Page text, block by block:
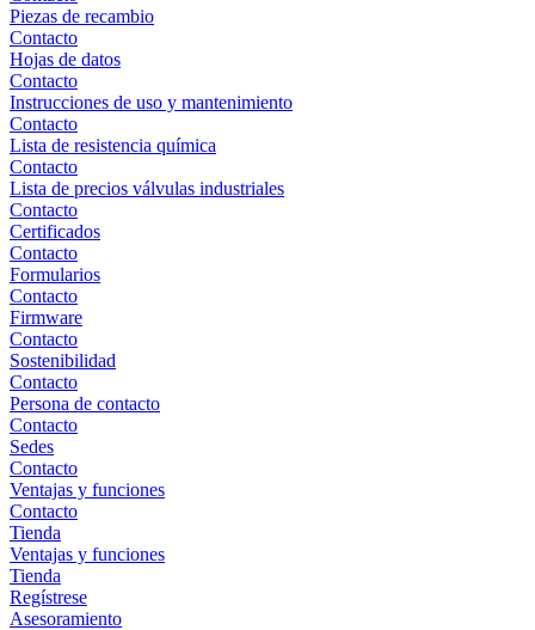
Piezas de recambio
Contacto
Hojas de datos
Contacto
Instrucciones de uso y mantenimiento
Contacto
Lista de resistencia química
Contacto
Lista de precios válvulas industriales
Contacto
Certificados
Contacto
Formularios
Contacto
Firmware
Contacto
Sostenibilidad
Contacto
Persona de contacto
Contacto
Sedes
Contacto
Ventajas y funciones
Contacto
Tienda
Ventajas y funciones
Tienda
Regístrese
Asesoramiento